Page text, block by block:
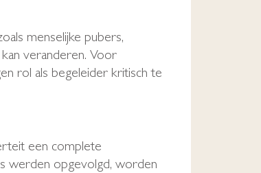
menselijke pubers,
veranderen. Voor
rol als begeleider kritisch te
een complete
werden opgevolgd, worden